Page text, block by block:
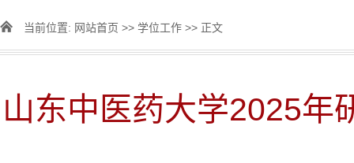
当前位置: 网站首页 >> 学位工作 >> 正文
山东中医药大学2025年